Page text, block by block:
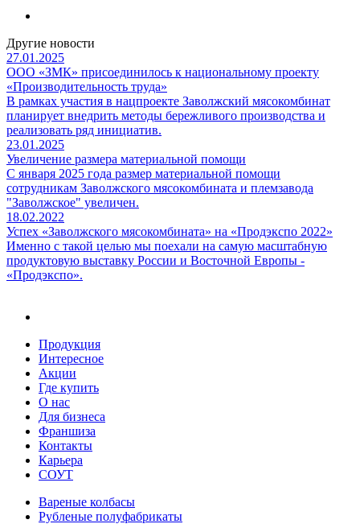
Другие новости
27.01.2025
ООО «ЗМК» присоединилось к национальному проекту
«Производительность труда»
В рамках участия в нацпроекте Заволжский мясокомбинат
планирует внедрить методы бережливого производства и
реализовать ряд инициатив.
23.01.2025
Увеличение размера материальной помощи
С января 2025 года размер материальной помощи
сотрудникам Заволжского мясокомбината и племзавода
"Заволжское" увеличен.
18.02.2022
Успех «Заволжского мясокомбината» на «Продэкспо 2022»
Именно с такой целью мы поехали на самую масштабную
продуктовую выставку России и Восточной Европы -
«Продэкспо».
Продукция
Интересное
Акции
Где купить
О нас
Для бизнеса
Франшиза
Контакты
Карьера
СОУТ
Вареные колбасы
Рубленые полуфабрикаты